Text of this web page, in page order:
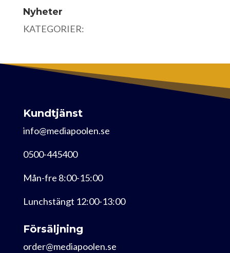
Nyheter
KATEGORIER:
Kundtjänst
info@mediapoolen.se
0500-445400
Mån-fre 8:00-15:00
Lunchstängt 12:00-13:00
Försäljning
order@mediapoolen.se